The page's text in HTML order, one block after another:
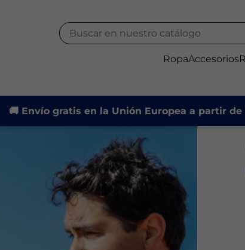
RopaAccesorios
🚚 Envío gratis en la Unión Europea a partir